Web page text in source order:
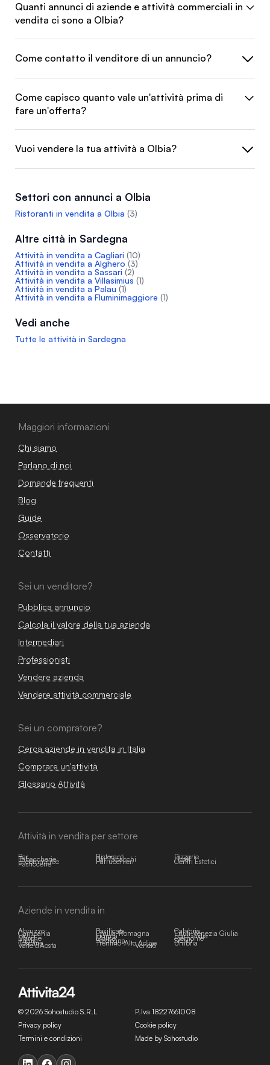
Quanti annunci di aziende e attività commerciali in
vendita ci sono a Olbia?
Come contatto il venditore di un annuncio?
Come capisco quanto vale un'attività prima di
fare un'offerta?
Vuoi vendere la tua attività a Olbia?
Settori con annunci a Olbia
Ristoranti in vendita a Olbia (3)
Altre città in Sardegna
Attività in vendita a Cagliari (10)
Attività in vendita a Alghero (3)
Attività in vendita a Sassari (2)
Attività in vendita a Villasimius (1)
Attività in vendita a Palau (1)
Attività in vendita a Fluminimaggiore (1)
Vedi anche
Tutte le attività in Sardegna
Maggiori informazioni
Chi siamo
Parlano di noi
Domande frequenti
Blog
Guide
Osservatorio
Contatti
Sei un venditore?
Pubblica annuncio
Calcola il valore della tua azienda
Intermediari
Professionisti
Vendere azienda
Vendere attività commerciale
Sei un compratore?
Cerca aziende in vendita in Italia
Comprare un'attività
Glossario Attività
Attività in vendita per settore
Bar Ristoranti Pizzerie
Tabaccherie Bar Tabacchi Hotel
E-commerce Parrucchieri Centri Estetici
Pasticcerie
Aziende in vendita in
Abruzzo Basilicata Calabria
Campania Emilia-Romagna Friuli-Venezia Giulia
Lazio Liguria Lombardia
Marche Molise Piemonte
Puglia Sardegna Sicilia
Toscana Trentino-Alto Adige Umbria
Valle d'Aosta Veneto
© 2026 Sohostudio S.R.L
P.Iva 18227661008
Privacy policy
Cookie policy
Termini e condizioni
Made by Sohostudio